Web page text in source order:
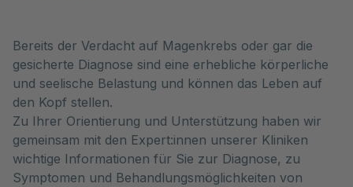
Bereits der Verdacht auf Magenkrebs oder gar die
gesicherte Diagnose sind eine erhebliche körperliche
und seelische Belastung und können das Leben auf
den Kopf stellen.
Zu Ihrer Orientierung und Unterstützung haben wir
gemeinsam mit den Expert:innen unserer Kliniken
wichtige Informationen für Sie zur Diagnose, zu
Symptomen und Behandlungsmöglichkeiten von